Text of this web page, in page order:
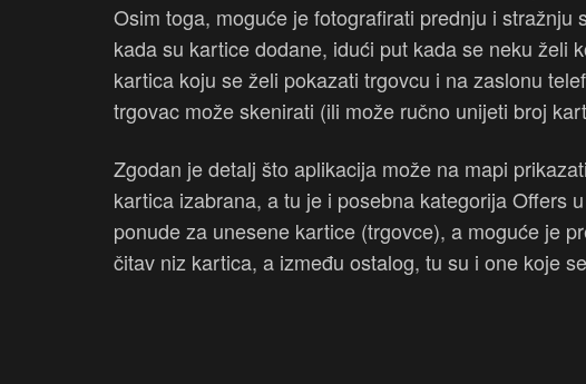
Osim toga, moguće je fotografirati prednju i
kada su kartice dodane, idući put kada se neku želi
kartica koju se želi pokazati trgovcu i na zaslonu
trgovac može skenirati (ili može ručno unijeti broj
Zgodan je detalj što aplikacija može na mapi
kartica izabrana, a tu je i posebna kategorija Offers
ponude za unesene kartice (trgovce), a moguće je
čitav niz kartica, a između ostalog, tu su i one koje